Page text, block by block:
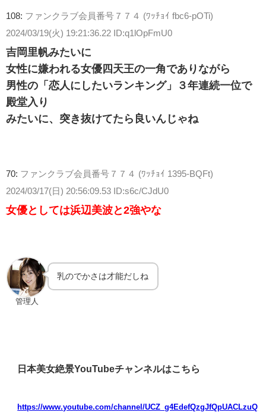
108: ファンクラブ会員番号７７４ (ﾜｯﾁｮｲ fbc6-pOTi)
2024/03/19(火) 19:21:36.22 ID:q1lOpFmU0
吉岡里帆みたいに
女性に嫌われる女優四天王の一角でありながら
男性の「恋人にしたいランキング」３年連続一位で
殿堂入り
みたいに、突き抜けてたら良いんじゃね
70: ファンクラブ会員番号７７４ (ﾜｯﾁｮｲ 1395-BQFt)
2024/03/17(日) 20:56:09.53 ID:s6c/CJdU0
女優としては浜辺美波と2強やな
管理人
乳のでかさは才能だしね
日本美女絶景YouTubeチャンネルはこちら
https://www.youtube.com/channel/UCZ_g4EdefQzgJfQpUACLzuQ